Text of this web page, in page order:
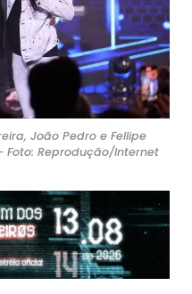
João Pedro e Fellipe
Foto: Reprodução/Internet